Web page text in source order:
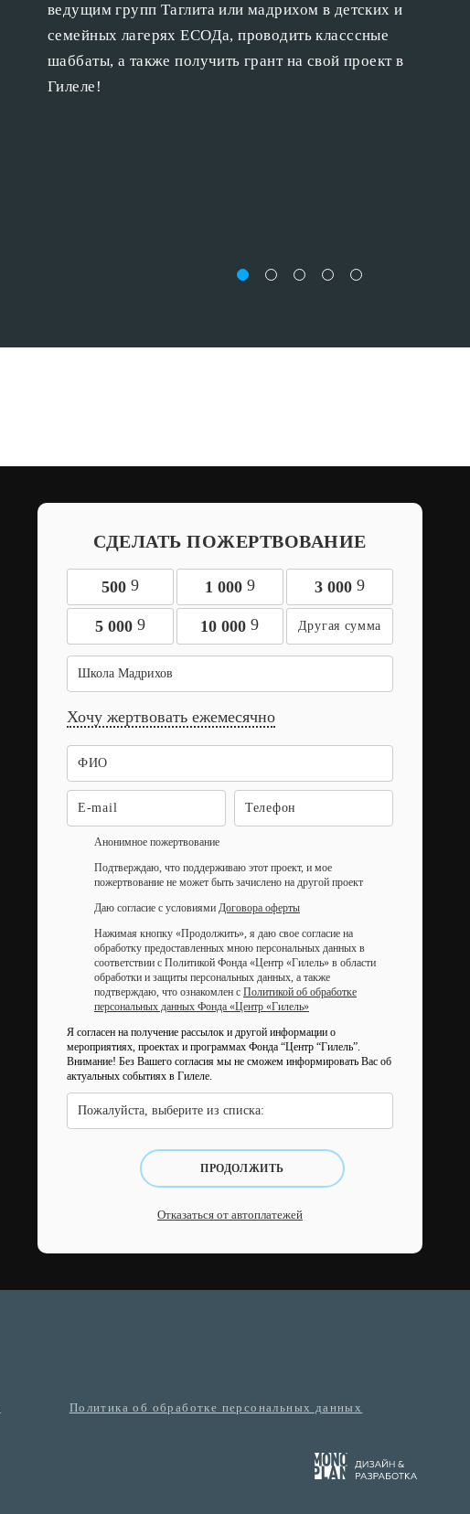
ведущим групп Таглита или мадрихом в детских и
семейных лагерях ЕСОДа, проводить класссные
шаббаты, а также получить грант на свой проект в
Гилеле!
СДЕЛАТЬ ПОЖЕРТВОВАНИЕ
500 9 1 000 9 3 000 9
5 000 9 10 0009
Школа Мадрихов
Хочу жертвовать ежемесячно
Анонимное пожертвование
Подтверждаю, что поддерживаю этот проект, и мое
пожертвование не может быть зачислено на другой проект
Даю согласие с условиями Договора оферты
Нажимая кнопку «Продолжить», я даю свое согласие на
обработку предоставленных мною персональных данных в
соответствии с Политикой Фонда «Центр «Гилель» в области
обработки и защиты персональных данных, а также
подтверждаю, что ознакомлен с Политикой об обработке
персональных данных Фонда «Центр «Гилель»
Я согласен на получение рассылок и другой информации о
мероприятиях, проектах и программах Фонда “Центр “Гилель”.
Внимание! Без Вашего согласия мы не сможем информировать Вас об
актуальных событиях в Гилеле.
Пожалуйста, выберите из списка:
ПРОДОЛЖИТЬ
Отказаться от автоплатежей
Политика об обработке персональных данных